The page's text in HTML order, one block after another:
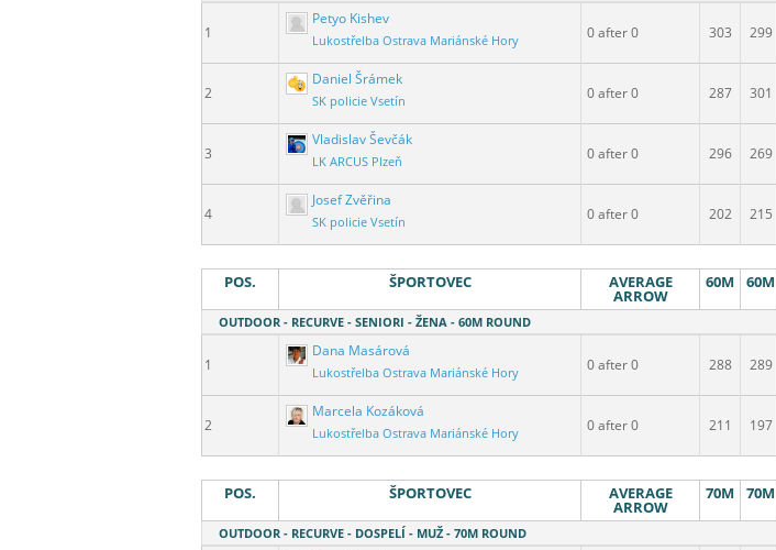
1
Petyo Kishev
Lukostřelba Ostrava Mariánské Hory 0 after 0 303 299
2
Daniel Šrámek
SK policie Vsetín 0 after 0 287 301
3
Vladislav Ševčák
LK ARCUS Plzeň 0 after 0 296 269
4
Josef Zvěřina
SK policie Vsetín 0 after 0 202 215
POS. ŠPORTOVEC AVERAGE
ARROW
60M 60M
OUTDOOR - RECURVE - SENIORI - ŽENA - 60M ROUND
1
Dana Masárová
Lukostřelba Ostrava Mariánské Hory 0 after 0 288 289
2
Marcela Kozáková
Lukostřelba Ostrava Mariánské Hory 0 after 0 211 197
POS. ŠPORTOVEC AVERAGE
ARROW
70M 70M
OUTDOOR - RECURVE - DOSPELÍ - MUŽ - 70M ROUND